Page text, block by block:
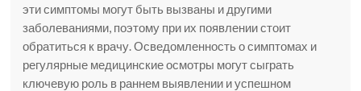
эти симптомы могут быть вызваны и другими
заболеваниями, поэтому при их появлении стоит
обратиться к врачу. Осведомленность о симптомах и
регулярные медицинские осмотры могут сыграть
ключевую роль в раннем выявлении и успешном